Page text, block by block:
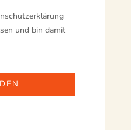
und bin damit